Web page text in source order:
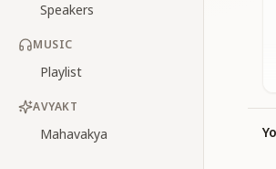
Speakers
MUSIC
Playlist
AVYAKT
Mahavakya